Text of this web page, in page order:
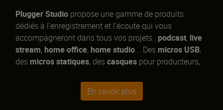
Plugger Studio propose une gamme de produits
dédiés à l'enregistrement et l'écoute qui vous
accompagneront dans tous vos projets : podcast, live
stream, home office, home studio... Des micros USB,
des micros statiques, des casques pour producteurs,
vous permettront de bénéficier des meilleures
performances acoustiques. Laqualité professionnelle
En savoir plus